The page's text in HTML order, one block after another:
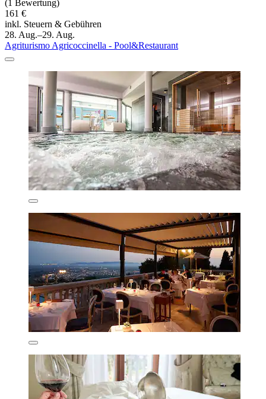
(1 Bewertung)
161 €
inkl. Steuern & Gebühren
28. Aug.–29. Aug.
Agriturismo Agricoccinella - Pool&Restaurant